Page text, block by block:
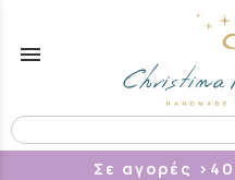
menu
Σε αγορές >40